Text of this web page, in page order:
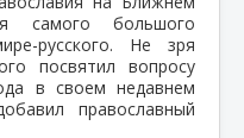
самого большого
русского. Не зря
посвятил вопросу
в своем недавнем
православный